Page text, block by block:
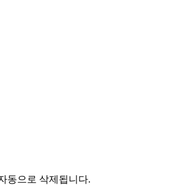
동으로 삭제됩니다.